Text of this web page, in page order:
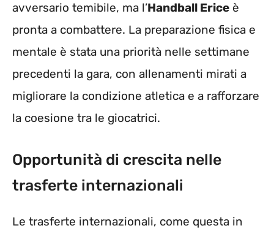
avversario temibile, ma l’Handball Erice è
pronta a combattere. La preparazione fisica e
mentale è stata una priorità nelle settimane
precedenti la gara, con allenamenti mirati a
migliorare la condizione atletica e a rafforzare
la coesione tra le giocatrici.
Opportunità di crescita nelle
trasferte internazionali
Le trasferte internazionali, come questa in